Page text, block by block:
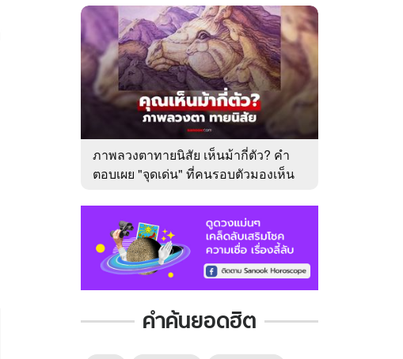
ภาพลวงตาทายนิสัย เห็นม้ากี่ตัว? คำ
ตอบเผย "จุดเด่น" ที่คนรอบตัวมองเห็น
คำค้นยอดฮิต